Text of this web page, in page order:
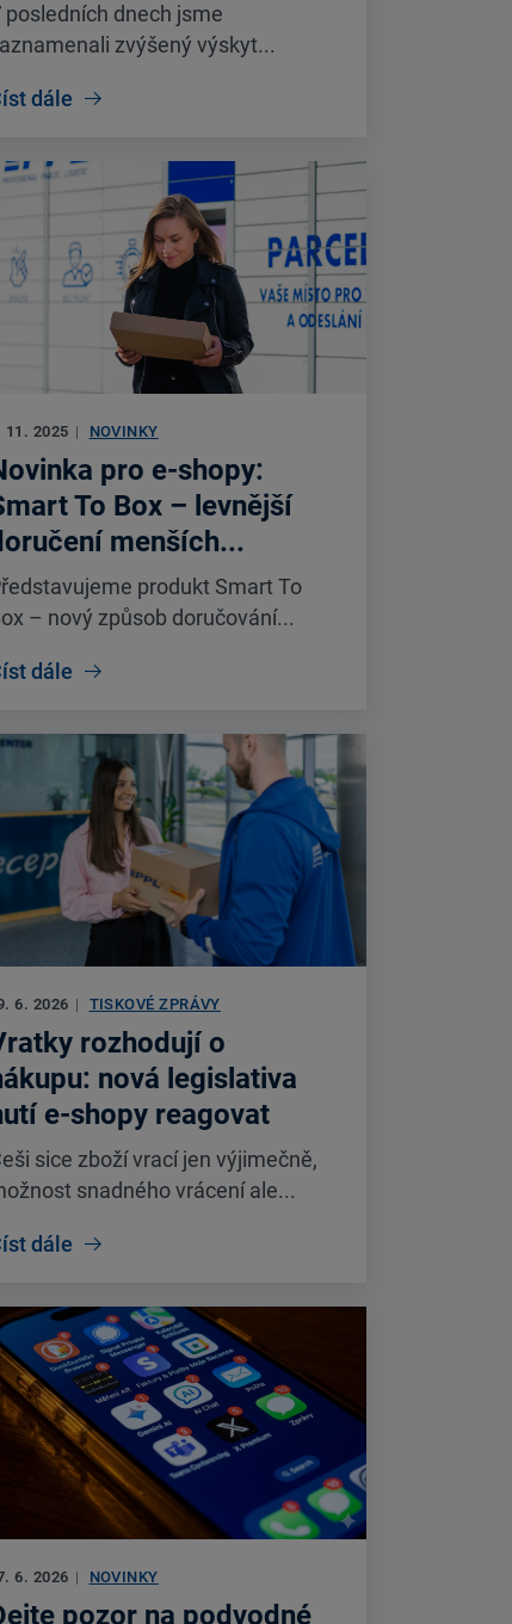
posledních dnech jsme
zvýšený výskyt...
dále
11. 2025 | NOVINKY
pro e-shopy:
To Box – levnější
menších...
produkt Smart To
– nový způsob doručování...
dále
6. 2026 | TISKOVÉ ZPRÁVY
rozhodují o
nová legislativa
e-shopy reagovat
sice zboží vrací jen výjimečně,
snadného vrácení ale...
dále
6. 2026 | NOVINKY
pozor na podvodné